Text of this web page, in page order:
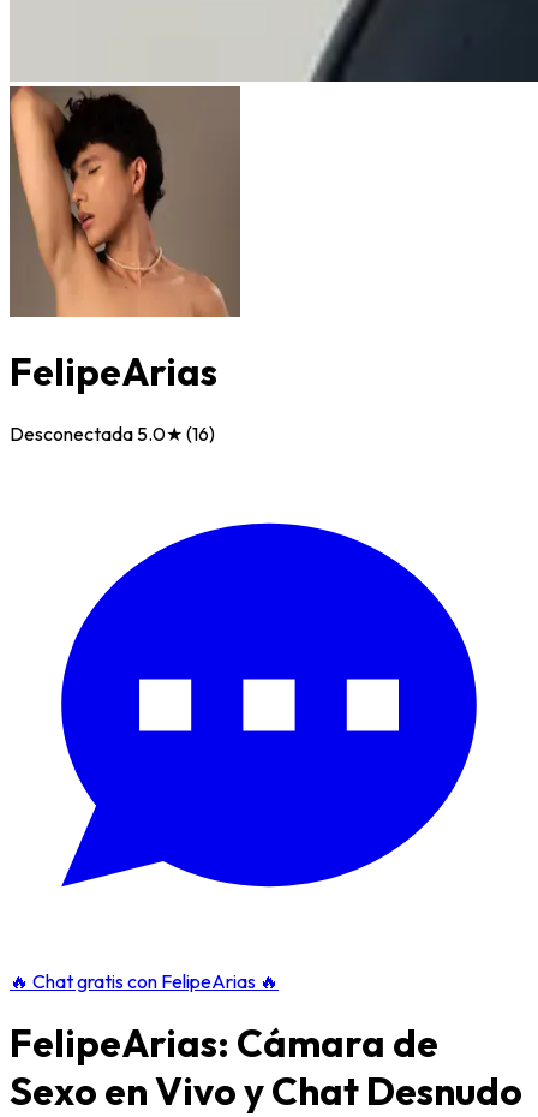
FelipeArias
Desconectada 5.0★ (16)
🔥 Chat gratis con FelipeArias 🔥
FelipeArias: Cámara de
Sexo en Vivo y Chat Desnudo